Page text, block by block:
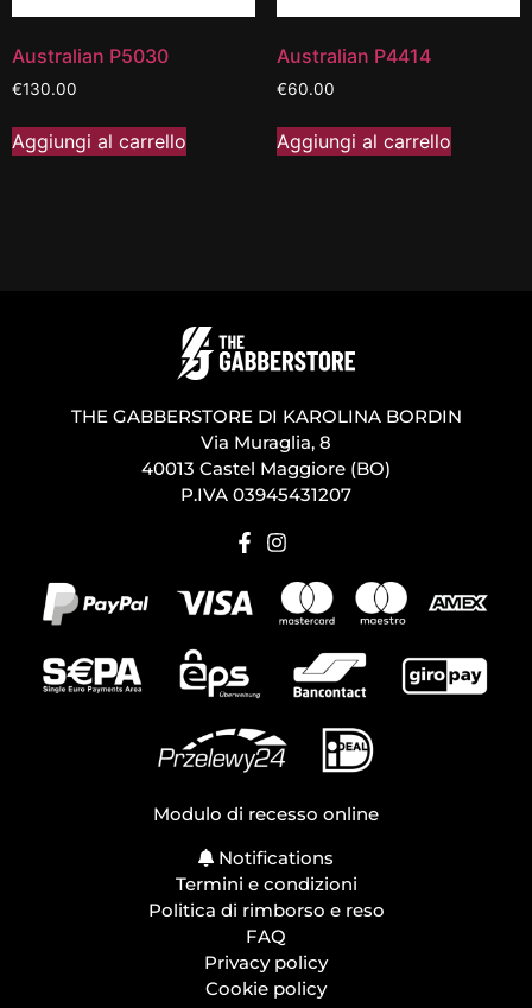
Australian P5030
€130.00
Aggiungi al carrello
Australian P4414
€60.00
Aggiungi al carrello
THE GABBERSTORE DI KAROLINA BORDIN
Via Muraglia, 8
40013 Castel Maggiore (BO)
P.IVA 03945431207
Modulo di recesso online
Notifications
Termini e condizioni
Politica di rimborso e reso
FAQ
Privacy policy
Cookie policy